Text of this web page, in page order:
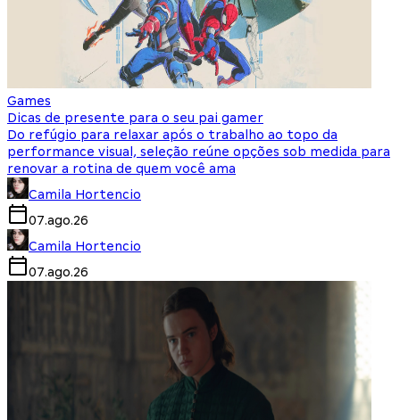
Games
Dicas de presente para o seu pai gamer
Do refúgio para relaxar após o trabalho ao topo da
performance visual, seleção reúne opções sob medida para
renovar a rotina de quem você ama
Camila Hortencio
07.ago.26
Camila Hortencio
07.ago.26